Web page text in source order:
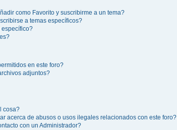
como Favorito y suscribirme a un tema?
a temas específicos?
específico?
en este foro?
adjuntos?
cosa?
acerca de abusos o usos ilegales relacionados con este foro?
con un Administrador?